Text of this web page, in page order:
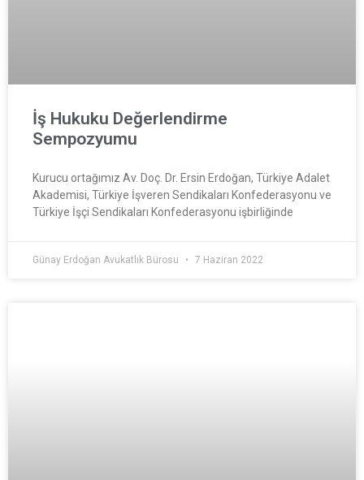
İş Hukuku Değerlendirme
Sempozyumu
Kurucu ortağımız Av. Doç. Dr. Ersin Erdoğan, Türkiye Adalet
Akademisi, Türkiye İşveren Sendikaları Konfederasyonu ve
Türkiye İşçi Sendikaları Konfederasyonu işbirliğinde
Günay Erdoğan Avukatlık Bürosu 7 Haziran 2022